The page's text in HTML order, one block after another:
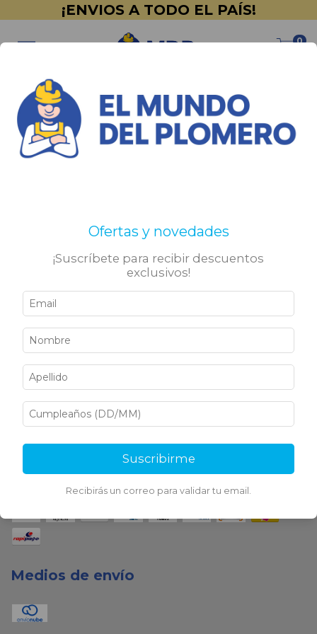
¡ENVIOS A TODO EL PAÍS!
0
Inicio PINTURERÍA > Sika > Membranas
No tenemos resultados para tu búsqueda. Por favor,
intentá con otros filtros.
Sigamos conectados
Medios de pago
Medios de envío
Ofertas y novedades
¡Suscríbete para recibir descuentos
exclusivos!
Suscribirme
Recibirás un correo para validar tu email.